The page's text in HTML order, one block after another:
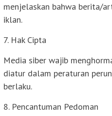
menjelaskan bahwa berita/
iklan.
7. Hak Cipta
Media siber wajib
diatur dalam peraturan
berlaku.
8. Pencantuman Pedoman